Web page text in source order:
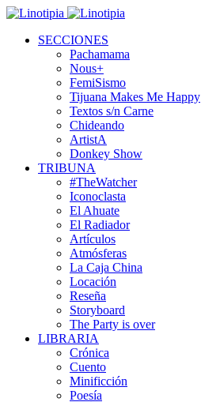
SECCIONES
Pachamama
Nous+
FemiSismo
Tijuana Makes Me Happy
Textos s/n Carne
Chideando
ArtistA
Donkey Show
TRIBUNA
#TheWatcher
Iconoclasta
El Ahuate
El Radiador
Artículos
Atmósferas
La Caja China
Locación
Reseña
Storyboard
The Party is over
LIBRARIA
Crónica
Cuento
Minificción
Poesía